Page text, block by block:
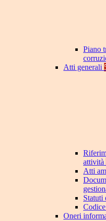
Piano
Atti generali
attività
Atti
Statuti
Oneri